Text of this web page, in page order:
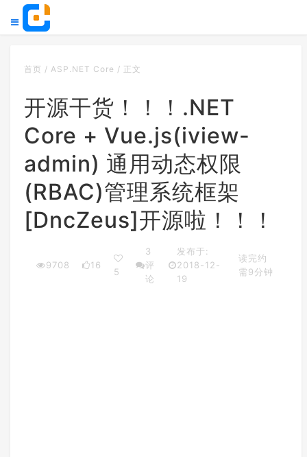
首页 / ASP.NET Core / 正文
开源干货！！！.NET
Core + Vue.js(iview-
admin) 通用动态权限
(RBAC)管理系统框架
[DncZeus]开源啦！！！
9708 16
5
3
评
论
发布于:
2018-12-
19
读完约
需9分钟